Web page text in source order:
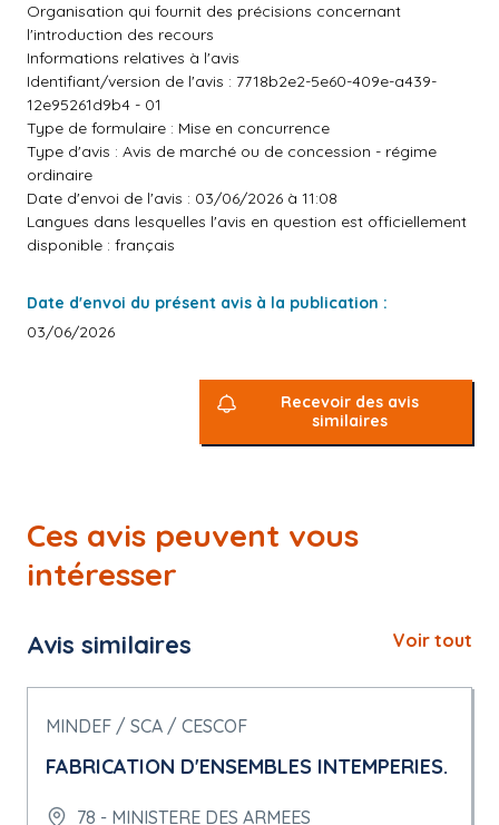
Organisation qui fournit des précisions concernant
l'introduction des recours
Informations relatives à l'avis
Identifiant/version de l'avis : 7718b2e2-5e60-409e-a439-
12e95261d9b4 - 01
Type de formulaire : Mise en concurrence
Type d'avis : Avis de marché ou de concession - régime
ordinaire
Date d'envoi de l'avis : 03/06/2026 à 11:08
Langues dans lesquelles l'avis en question est officiellement
disponible : français
Date d'envoi du présent avis à la publication :
03/06/2026
Recevoir des avis
similaires
Ces avis peuvent vous
intéresser
Avis similaires Voir tout
MINDEF / SCA / CESCOF
FABRICATION D'ENSEMBLES INTEMPERIES.
78 - MINISTERE DES ARMEES